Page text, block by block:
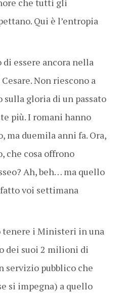
che tutti gli
Qui è l’entropia
essere ancora nella
Non riescono a
sulla gloria di un passato
più. I romani hanno
ma duemila anni fa. Ora,
che cosa offrono
Ah, beh… ma quello
voi settimana
tenere i Ministeri in una
dei suoi 2 milioni di
servizio pubblico che
si impegna) a quello